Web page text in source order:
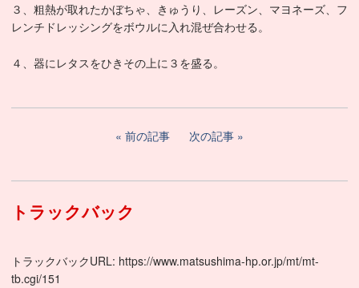
３、粗熱が取れたかぼちゃ、きゅうり、レーズン、マヨネーズ、フ
レンチドレッシングをボウルに入れ混ぜ合わせる。
４、器にレタスをひきその上に３を盛る。
前の記事 次の記事
トラックバック
トラックバックURL: https://www.matsushima-hp.or.jp/mt/mt-
tb.cgi/151